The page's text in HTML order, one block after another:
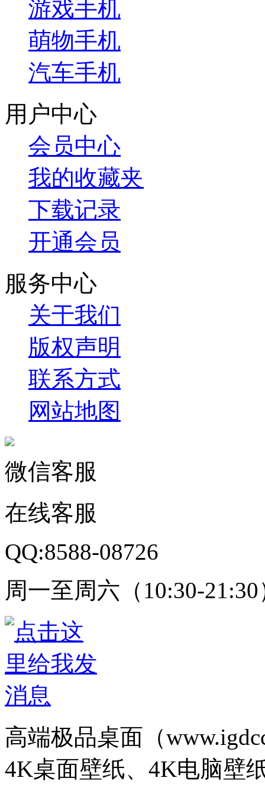
游戏手机
萌物手机
汽车手机
用户中心
会员中心
我的收藏夹
下载记录
开通会员
服务中心
关于我们
版权声明
联系方式
网站地图
微信客服
在线客服
QQ:8588-08726
周一至周六（10:30-21:30
高端极品桌面（
4K桌面壁纸、4K电脑壁